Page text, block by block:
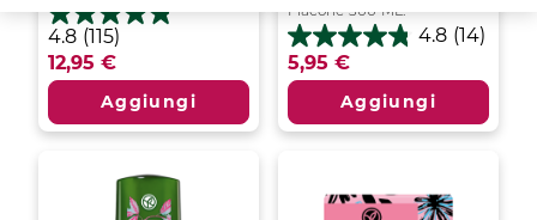
4.8 (115)
4.8
su
5
115
recensioni
12,95 €
Aggiungi
Flacone 300 ML.
4.8 (14)
4.8
su
5
stelle.
14
5,95 €
Aggiungi